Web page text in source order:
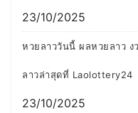
23/10/2025
หวยลาววันนี้ ผลหวยลาว
ลาวล่าสุดที่ Laolottery24
23/10/2025